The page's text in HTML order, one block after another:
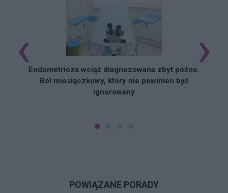
Endometrioza wciąż diagnozowana zbyt późno.
Ból miesiączkowy, który nie powinien być
ignorowany
‹ ›
POWIĄZANE PORADY